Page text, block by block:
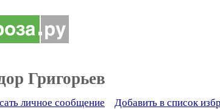
Григорьев
личное сообщение Добавить в список